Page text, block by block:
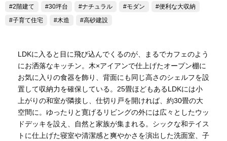
2階建て 30坪台 ナチュラル モダン
便利な大収納
子育て住宅
木造 高砂建設
LDKに入ると目に飛び込んでくるのが、まるでカフェのよう
にお洒落なキッチン。木×アイアンで仕上げたオープン棚に
お気に入りの食器を飾り、背面にも同じ高さのシェルフを設
置して収納力を確保している。25畳ほどもあるLDKには小
上がりの和室が隣接し、仕切り戸を開ければ、約30畳の大
空間に。ゆったりと寛げるリビングの外には広々としたウッ
ドデッキを設え、自然と家族が集まれる。シックな和テイス
トに仕上げた寝室や清潔感と爽やかさを演出した洗面室、子